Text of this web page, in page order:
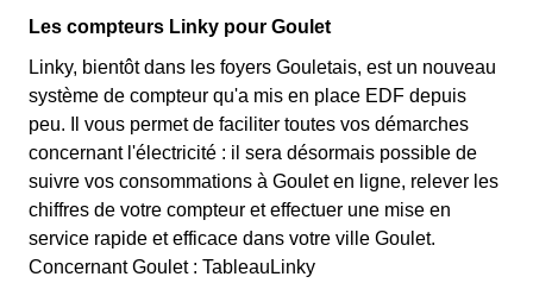
Les compteurs Linky pour Goulet
Linky, bientôt dans les foyers Gouletais, est un nouveau
système de compteur qu'a mis en place EDF depuis
peu. Il vous permet de faciliter toutes vos démarches
concernant l'électricité : il sera désormais possible de
suivre vos consommations à Goulet en ligne, relever les
chiffres de votre compteur et effectuer une mise en
service rapide et efficace dans votre ville Goulet.
Concernant Goulet : TableauLinky